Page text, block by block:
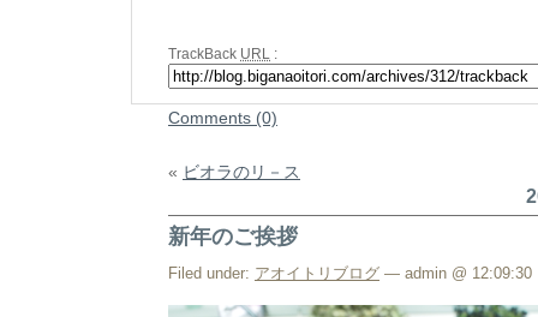
TrackBack URL :
Comments (0)
« ビオラのリ－ス
新年のご挨拶
Filed under: アオイトリブログ — admin @ 12:09:30